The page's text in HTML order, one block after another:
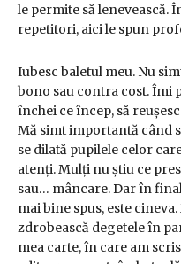
le permite să lenevească.
repetitori, aici le spun
Iubesc baletul meu. Nu
bono sau contra cost. Îmi
închei ce încep, să
Mă simt importantă când
se dilată pupilele celor
atenți. Mulți nu știu ce
sau… mâncare. Dar în
mai bine spus, este
zdrobească degetele în
mea carte, în care am